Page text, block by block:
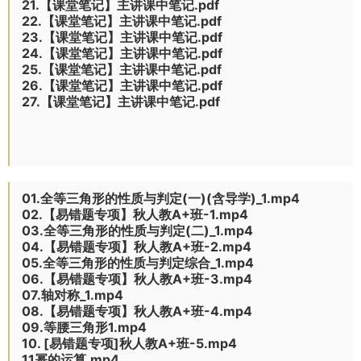
21.【课堂笔记】主讲课中笔记.pdf
22.【课堂笔记】主讲课中笔记.pdf
23.【课堂笔记】主讲课中笔记.pdf
24.【课堂笔记】主讲课中笔记.pdf
25.【课堂笔记】主讲课中笔记.pdf
26.【课堂笔记】主讲课中笔记.pdf
27.【课堂笔记】主讲课中笔记.pdf
01.全等三角形的性质与判定(一)(含导学)_1.mp4
02.【易错题专项】秋人教A+班-1.mp4
03.全等三角形的性质与判定(二)_1.mp4
04.【易错题专项】秋人教A+班-2.mp4
05.全等三角形的性质与判定综合_1.mp4
06.【易错题专项】秋人教A+班-3.mp4
07.轴对称_1.mp4
08.【易错题专项】秋人教A+班-4.mp4
09.等腰三角形1.mp4
10. [易错题专项]秋人教A+班-5.mp4